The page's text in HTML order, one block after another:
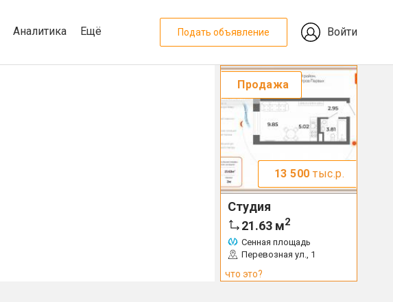
Аналитика Ещё Подать объявление Войти
Продажа
13 500 тыс.р.
Студия
21.63 м2
Сенная площадь
Перевозная ул., 1
что это?